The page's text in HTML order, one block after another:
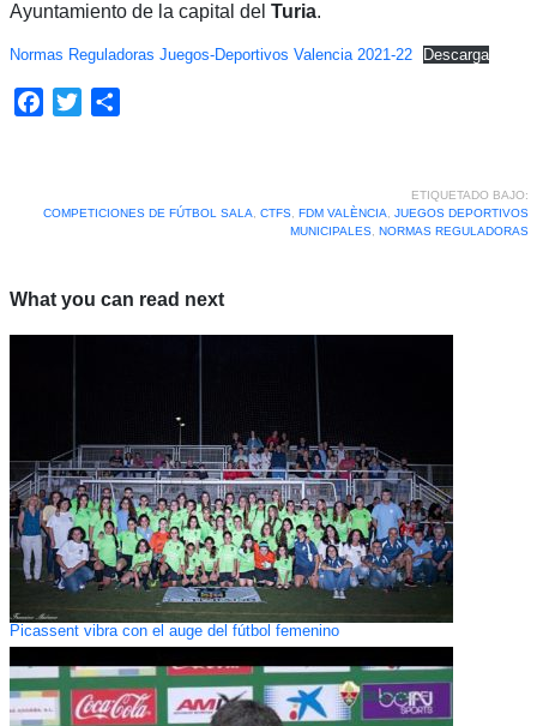
Ayuntamiento de la capital del Turia.
Normas Reguladoras Juegos-Deportivos Valencia 2021-22 Descarga
Facebook
Twitter
ETIQUETADO BAJO:
COMPETICIONES DE FÚTBOL SALA
CTFS, FDM VALÈNCIA
JUEGOS DEPORTIVOS
MUNICIPALES, NORMAS REGULADORAS
What you can read next
Picassent vibra con el auge del fútbol femenino